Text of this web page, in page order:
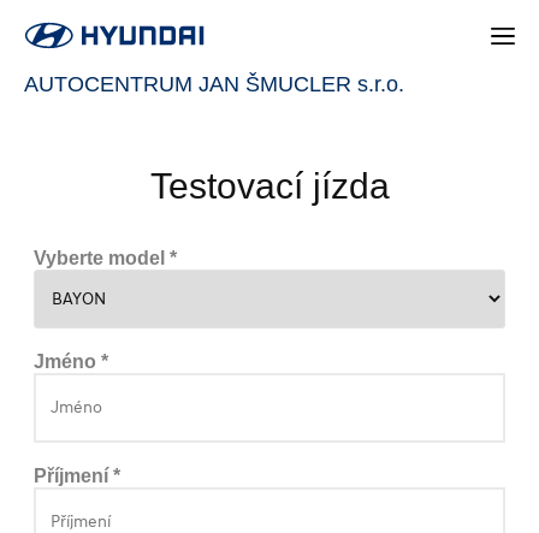
AUTOCENTRUM JAN ŠMUCLER s.r.o.
Testovací jízda
Vyberte model *
Jméno *
Příjmení *